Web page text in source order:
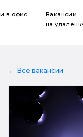
в офис
Вакансии
на
← Все вакансии